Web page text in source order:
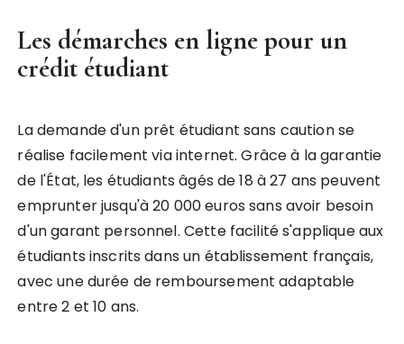
Les démarches en ligne pour un
crédit étudiant
La demande d'un prêt étudiant sans caution se
réalise facilement via internet. Grâce à la garantie
de l'État, les étudiants âgés de 18 à 27 ans peuvent
emprunter jusqu'à 20 000 euros sans avoir besoin
d'un garant personnel. Cette facilité s'applique aux
étudiants inscrits dans un établissement français,
avec une durée de remboursement adaptable
entre 2 et 10 ans.